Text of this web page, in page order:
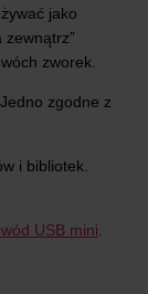
jako
zworek.
zgodne z
i bibliotek.
USB mini.